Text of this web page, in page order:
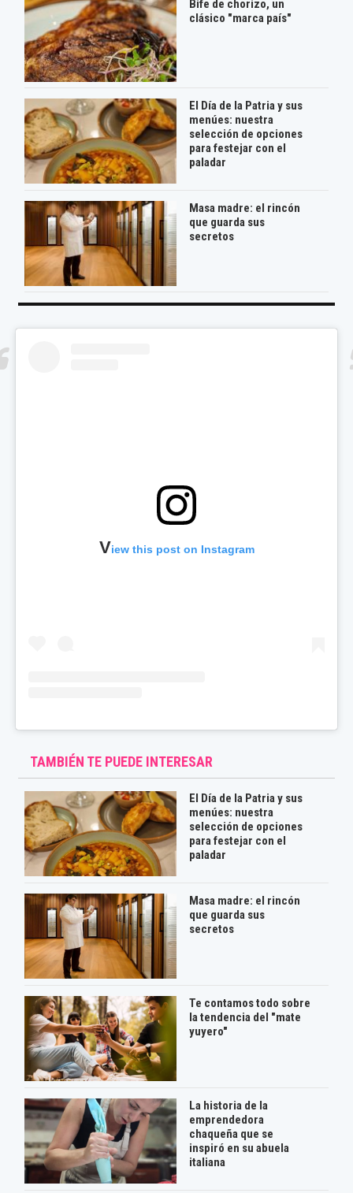
Bife de chorizo, un
clásico "marca país"
El Día de la Patria y sus
menúes: nuestra
selección de opciones
para festejar con el
paladar
Masa madre: el rincón
que guarda sus
secretos
View this post on Instagram
TAMBIÉN TE PUEDE INTERESAR
El Día de la Patria y sus
menúes: nuestra
selección de opciones
para festejar con el
paladar
Masa madre: el rincón
que guarda sus
secretos
Te contamos todo sobre
la tendencia del "mate
yuyero"
La historia de la
emprendedora
chaqueña que se
inspiró en su abuela
italiana